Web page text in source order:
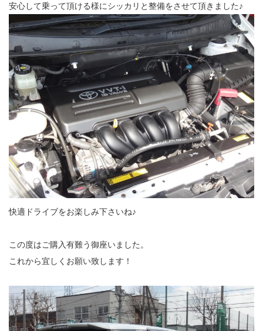
安心して乗って頂ける様にシッカリと整備をさせて頂きました♪
快適ドライブをお楽しみ下さいね♪
この度はご購入有難う御座いました。
これから宜しくお願い致します！